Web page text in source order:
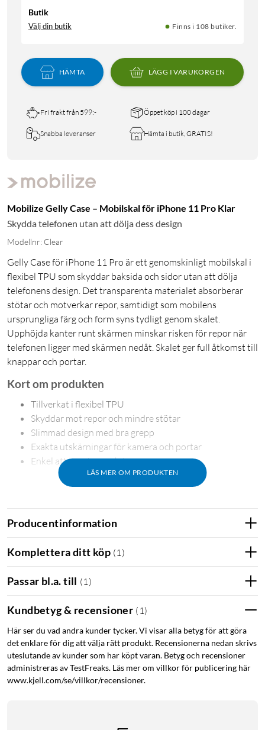
Butik
Välj din butik Finns i 108 butiker.
HÄMTA LÄGG I VARUKORGEN
Fri frakt från 599:- Öppet köp i 100 dagar
Snabba leveranser Hämta i butik, GRATIS!
Mobilize Gelly Case – Mobilskal för iPhone 11 Pro Klar
Skydda telefonen utan att dölja dess design
Modellnr: Clear
Gelly Case för iPhone 11 Pro är ett genomskinligt mobilskal i
flexibel TPU som skyddar baksida och sidor utan att dölja
telefonens design. Det transparenta materialet absorberar
stötar och motverkar repor, samtidigt som mobilens
ursprungliga färg och form syns tydligt genom skalet.
Upphöjda kanter runt skärmen minskar risken för repor när
telefonen ligger med skärmen nedåt. Skalet ger full åtkomst till
knappar och portar.
LÄS MER OM PRODUKTEN
Kort om produkten
Tillverkat i flexibel TPU
Skyddar mot repor och mindre stötar
Slimmad design med bra grepp
Exakta utskärningar för kamera och portar
Enkel att montera och ta av
Gelly Case är ett tunt och transparent mobilskal i flexibel TPU
som formar sig exakt efter telefonens konturer. Det klara
det ger stötdämpande skydd mot repor, märken och mindre
telefonens känsla bevaras – med ett extra lager skydd.
Åtkomst och passform
Exakta utskärningar säkerställer full åtkomst till knappar,
portar och högtalare. Lätt upphöjda kanter runt kamera och
skärm skyddar mot repor när telefonen läggs ner.
Producentinformation
Komplettera ditt köp (1 )
Passar bl.a. till (1 )
Kundbetyg & recensioner ( 1 )
Här ser du vad andra kunder tycker. Vi visar alla betyg för att göra
det enklare för dig att välja rätt produkt. Recensionerna nedan skrivs
uteslutande av kunder som har köpt varan. Betyg och recensioner
administreras av TestFreaks. Läs mer om villkor för publicering här
www.kjell.com/se/villkor/recensioner.